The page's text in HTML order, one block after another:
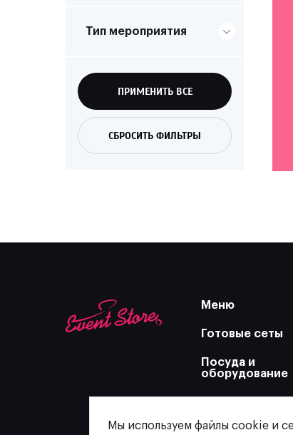
Тип мероприятия
ПРИМЕНИТЬ ВСЕ
СБРОСИТЬ ФИЛЬТРЫ
Меню
Готовые сеты
Посуда и
оборудование
Декор
Мы используем файлы cookie и